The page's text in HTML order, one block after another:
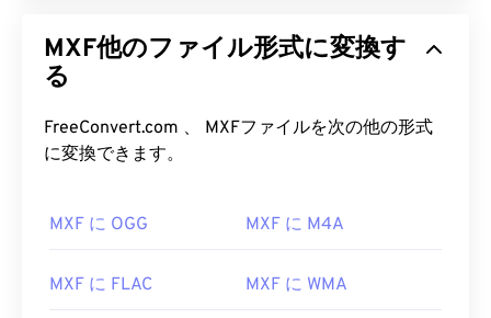
MXF他のファイル形式に変換す
る
FreeConvert.com 、 MXFファイルを次の他の形式
に変換できます。
MXF に OGG MXF に M4A
MXF に FLAC MXF に WMA